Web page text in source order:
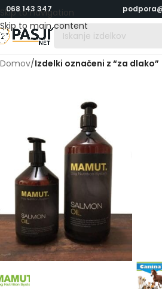
Skip to navigation
Skip to main content
068 143 347
Domov/Izdelki označeni z “za dlako”